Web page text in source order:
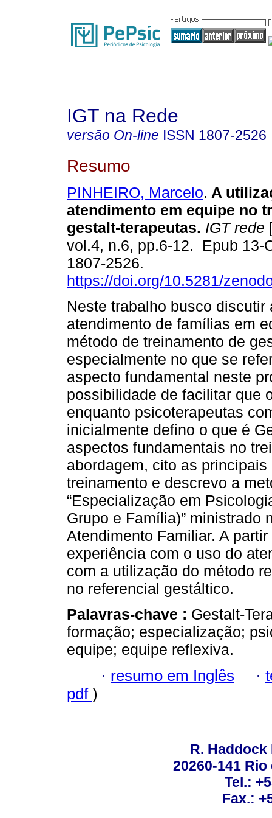
IGT na Rede
versão On-line ISSN 1807-2526
Resumo
PINHEIRO, Marcelo. A
atendimento em equipe no
gestalt-terapeutas. IGT rede
vol.4, n.6, pp.6-12. Epub 13-
1807-2526.
https://doi.org/10.5281/
Neste trabalho busco discutir
atendimento de famílias em
método de treinamento de
especialmente no que se
aspecto fundamental neste
possibilidade de facilitar que
enquanto psicoterapeutas
inicialmente defino o que é
aspectos fundamentais no
abordagem, cito as
treinamento e descrevo a
“Especialização em
Grupo e Família)” ministrado
Atendimento Familiar. A
experiência com o uso do
com a utilização do método
no referencial gestáltico.
Palavras-chave : Gestalt-
formação; especialização;
equipe; equipe reflexiva.
· resumo em Inglês ·
pdf )
R. Haddock
20260-141
Tel.:
Fax.: